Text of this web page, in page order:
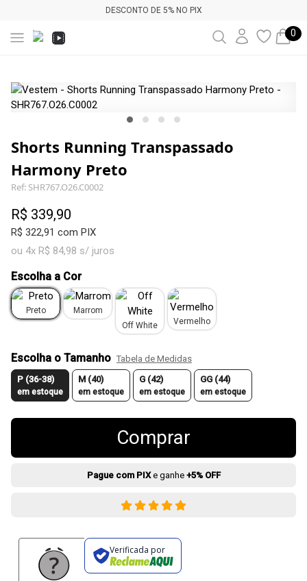
DESCONTO DE 5% NO PIX
0
Shorts Running Transpassado
Harmony Preto
Ref: SHR767.O26.C0002
R$ 339,90
R$ 322,91 com PIX
ou 4x R$ 84,98 s/ juros
Escolha a Cor
Preto
Marrom
Off White
Vermelho
Escolha o Tamanho Tabela de Medidas
P (36-38)
em estoque
M (40)
em estoque
G (42)
em estoque
GG (44)
em estoque
Comprar
Pague com PIXe ganhe +5% OFF
Verificada por